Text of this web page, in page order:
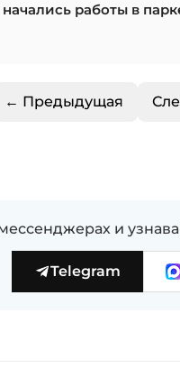
начались работы в
← Предыдущая
и
Telegram